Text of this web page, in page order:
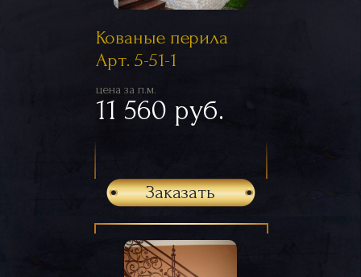
Кованые перила
Арт. 5-51-1
цена за п.м.
11 560 руб.
Заказать